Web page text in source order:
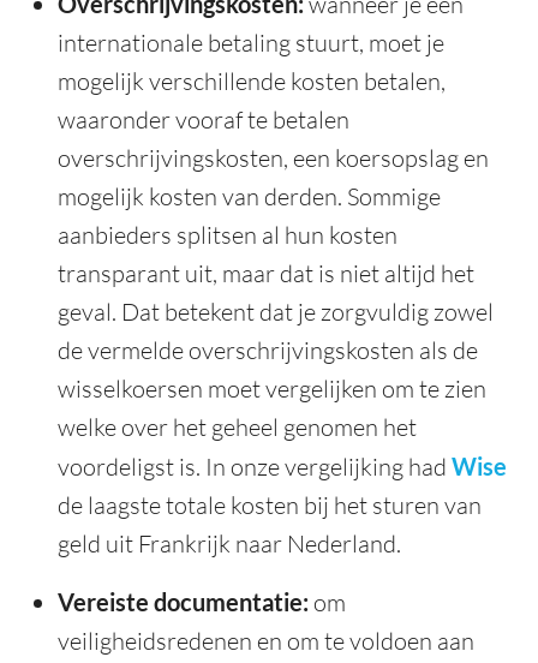
internationale betaling stuurt, moet je
mogelijk verschillende kosten betalen,
waaronder vooraf te betalen
overschrijvingskosten, een koersopslag en
mogelijk kosten van derden. Sommige
aanbieders splitsen al hun kosten
transparant uit, maar dat is niet altijd het
geval. Dat betekent dat je zorgvuldig zowel
de vermelde overschrijvingskosten als de
wisselkoersen moet vergelijken om te zien
welke over het geheel genomen het
voordeligst is. In onze vergelijking had Wise
de laagste totale kosten bij het sturen van
geld uit Frankrijk naar Nederland.
Vereiste documentatie: om
veiligheidsredenen en om te voldoen aan